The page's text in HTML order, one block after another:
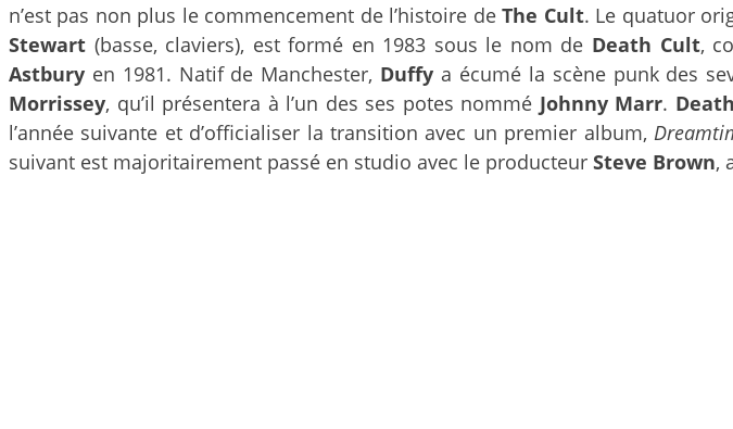
n’est pas non plus le commencement de l’histoire deThe Cult. Le quatuor
Stewart (basse, claviers), est formé en 1983 sous le nom de Death Cult,
Astbury en 1981. Natif de Manchester, Duffy a écumé la scène punk des
Morrissey, qu’il présentera à l’un des ses potes nommé Johnny Marr.
l’année suivante et d’officialiser la transition avec un premier album,
suivant est majoritairement passé en studio avec le producteur Steve Brown,